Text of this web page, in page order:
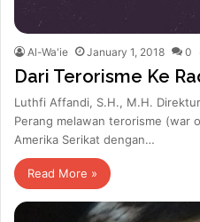
Al-Wa'ie January 1, 2018 0
Dari Terorisme Ke
Luthfi Affandi, S.H., M.H.
Perang melawan terorisme (war
Amerika Serikat dengan…
Read More »